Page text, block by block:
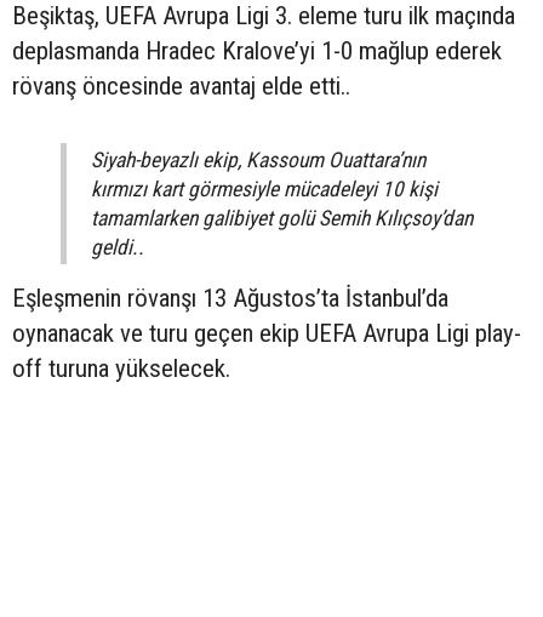
Beşiktaş, UEFA Avrupa Ligi 3. eleme turu ilk maçında
deplasmanda Hradec Kralove’yi 1-0 mağlup ederek
rövanş öncesinde avantaj elde etti..
Siyah-beyazlı ekip, Kassoum Ouattara’nın
kırmızı kart görmesiyle mücadeleyi 10 kişi
tamamlarken galibiyet golü Semih Kılıçsoy’dan
geldi..
Eşleşmenin rövanşı 13 Ağustos’ta İstanbul’da
oynanacak ve turu geçen ekip UEFA Avrupa Ligi play-
off turuna yükselecek.